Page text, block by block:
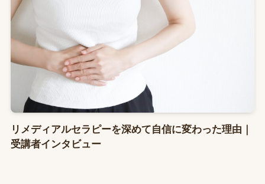
リメディアルセラピーを深めて自信に変わった理由｜
受講者インタビュー